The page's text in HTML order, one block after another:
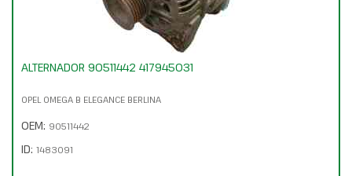
ALTERNADOR 90511442 417945031
OPEL OMEGA B ELEGANCE BERLINA
OEM: 90511442
ID: 1483091